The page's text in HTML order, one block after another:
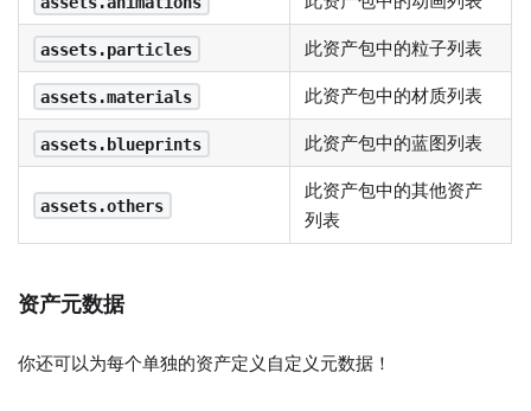
assets.particles 此资产包中的粒子列表
assets.materials 此资产包中的材质列表
assets.blueprints 此资产包中的蓝图列表
assets.others
此资产包中的其他资产
列表
资产元数据
你还可以为每个单独的资产定义自定义元数据！